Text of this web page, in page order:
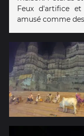
Feux d'artifice
amusé comme